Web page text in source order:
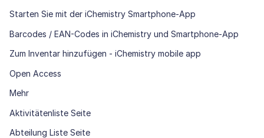
Starten Sie mit der iChemistry Smartphone-App
Barcodes / EAN-Codes in iChemistry und Smartphone-App
Zum Inventar hinzufügen - iChemistry mobile app
Open Access
Mehr
Aktivitätenliste Seite
Abteilung Liste Seite